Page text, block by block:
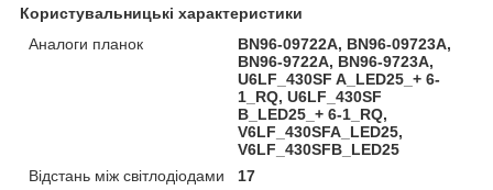
Користувальницькі характеристики
Аналоги планок
BN96-09722A, BN96-09723A,
BN96-9722A, BN96-9723A,
U6LF_430SF A_LED25_+ 6-
1_RQ, U6LF_430SF
B_LED25_+ 6-1_RQ,
V6LF_430SFA_LED25,
V6LF_430SFB_LED25
Відстань між світлодіодами
17